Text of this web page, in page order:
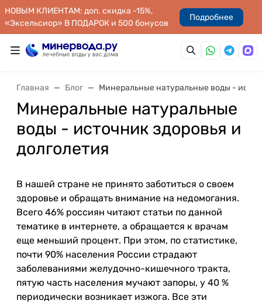
НОВЫМ КЛИЕНТАМ: доп. скидка -15%,
«Эксельсиор» В ПОДАРОК и 500 бонусов
Подробнее
Главная Блог Минеральные натуральные воды -
Минеральные натуральные
воды - источник здоровья и
долголетия
В нашей стране не принято заботиться о своем
здоровье и обращать внимание на недомогания.
Всего 46% россиян читают статьи по данной
тематике в интернете, а обращается к врачам
еще меньший процент. При этом, по статистике,
почти 90% населения России страдают
заболеваниями желудочно-кишечного тракта,
пятую часть населения мучают запоры, у 40 %
периодически возникает изжога. Все эти